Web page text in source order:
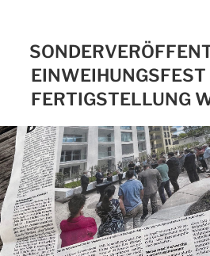
EINWEIHUNGSFEST
FERTIGSTELLUNG